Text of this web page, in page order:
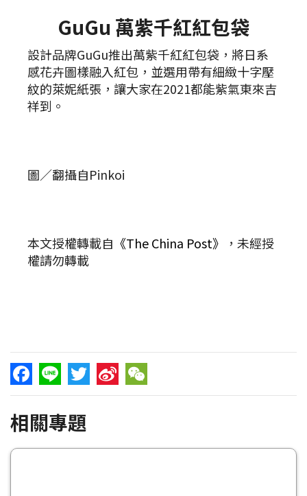
GuGu 萬紫千紅紅包袋
設計品牌GuGu推出萬紫千紅紅包袋，將日系
感花卉圖樣融入紅包，並選用帶有細緻十字壓
紋的萊妮紙張，讓大家在2021都能紫氣東來吉
祥到。
圖／翻攝自Pinkoi
本文授權轉載自 《The China Post》
，未經授
權請勿轉載
Facebook
Line TwitterSina WeChat
相關專題